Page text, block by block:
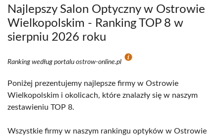
Najlepszy Salon Optyczny w Ostrowie
Wielkopolskim - Ranking TOP 8 w
sierpniu 2026 roku
Ranking według portalu ostrow-online.pl
Poniżej prezentujemy najlepsze firmy w Ostrowie
Wielkopolskim i okolicach, które znalazły się w naszym
zestawieniu TOP 8.
Wszystkie firmy w naszym rankingu optyków w Ostrowie